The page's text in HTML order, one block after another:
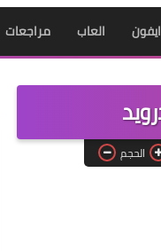
ايفون العاب مراجعات
الحجم